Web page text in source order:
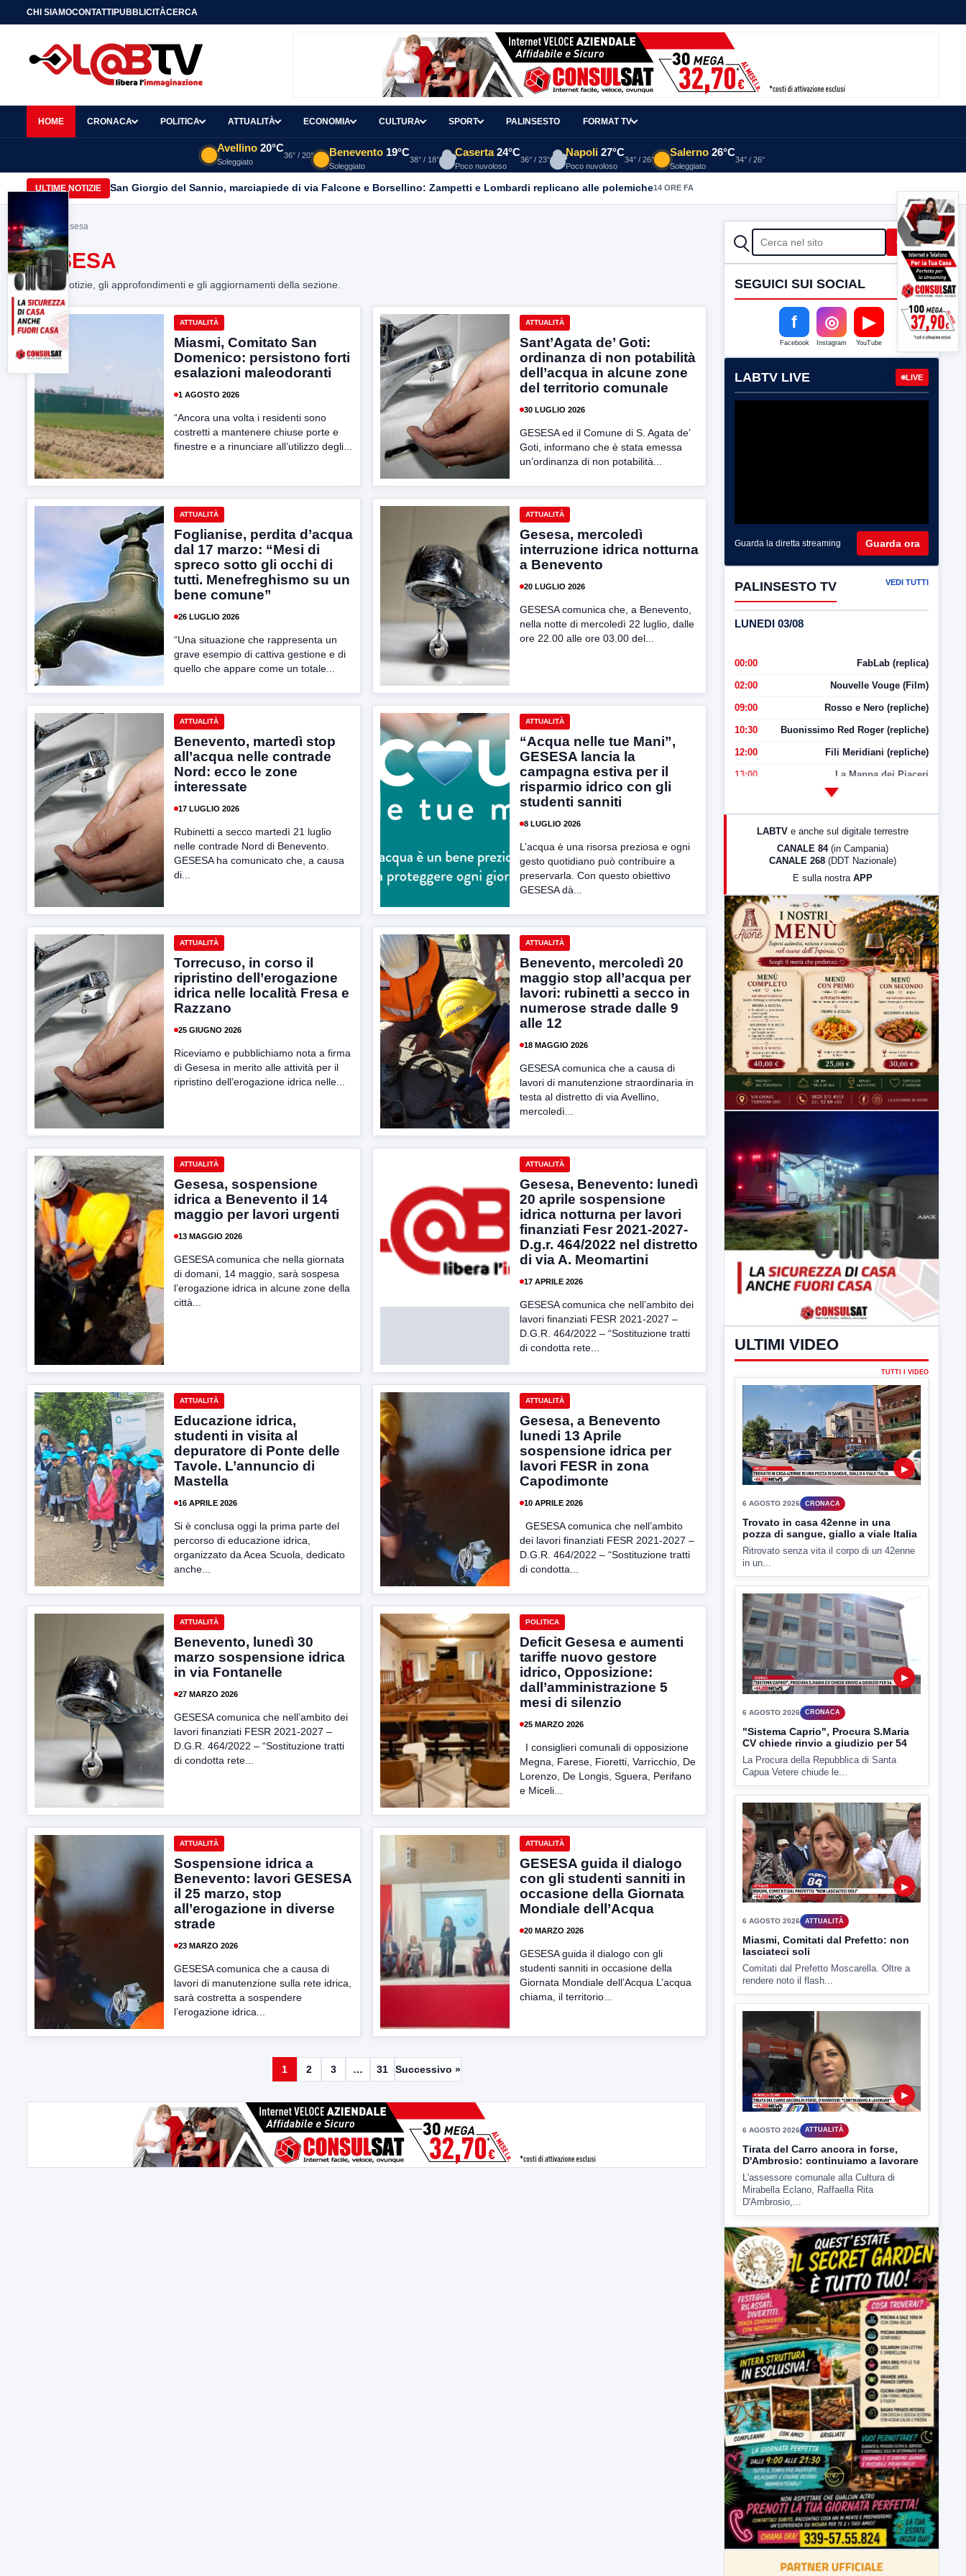
CHI SIAMOCONTATTIPUBBLICITÀCERCA
HOME CRONACA POLITICA ATTUALITÀ ECONOMIA CULTURA SPORT PALINSESTO FORMAT TV
Avellino 20°C
Soleggiato
36° / 20° Benevento 19°C
Soleggiato
38° / 18°
Caserta 24°C
Poco nuvoloso
36° / 23°
Napoli 27°C
Poco nuvoloso
34° / 26°
Salerno 26°C
Soleggiato
34° / 26°
ULTIME NOTIZIE San Giorgio del Sannio, marciapiede di via Falcone e Borsellino: Zampetti e Lombardi replicano alle polemiche14 ORE FA
Home> gesesa
GESESA
Tutte le notizie, gli approfondimenti e gli aggiornamenti della sezione.
ATTUALITÀ
Miasmi, Comitato San
Domenico: persistono forti
esalazioni maleodoranti
1 AGOSTO 2026
“Ancora una volta i residenti sono
costretti a mantenere chiuse porte e
finestre e a rinunciare all’utilizzo degli...
ATTUALITÀ
Sant’Agata de’ Goti:
ordinanza di non potabilità
dell’acqua in alcune zone
del territorio comunale
30 LUGLIO 2026
GESESA ed il Comune di S. Agata de’
Goti, informano che è stata emessa
un’ordinanza di non potabilità...
ATTUALITÀ
Foglianise, perdita d’acqua
dal 17 marzo: “Mesi di
spreco sotto gli occhi di
tutti. Menefreghismo su un
bene comune”
26 LUGLIO 2026
“Una situazione che rappresenta un
grave esempio di cattiva gestione e di
quello che appare come un totale...
ATTUALITÀ
Gesesa, mercoledì
interruzione idrica notturna
a Benevento
20 LUGLIO 2026
GESESA comunica che, a Benevento,
nella notte di mercoledì 22 luglio, dalle
ore 22.00 alle ore 03.00 del...
ATTUALITÀ
Benevento, martedì stop
all’acqua nelle contrade
Nord: ecco le zone
interessate
17 LUGLIO 2026
Rubinetti a secco martedì 21 luglio
nelle contrade Nord di Benevento.
GESESA ha comunicato che, a causa
di...
ATTUALITÀ
“Acqua nelle tue Mani”,
GESESA lancia la
campagna estiva per il
risparmio idrico con gli
studenti sanniti
8 LUGLIO 2026
L’acqua è una risorsa preziosa e ogni
gesto quotidiano può contribuire a
preservarla. Con questo obiettivo
GESESA dà...
ATTUALITÀ
Torrecuso, in corso il
ripristino dell’erogazione
idrica nelle località Fresa e
Razzano
25 GIUGNO 2026
Riceviamo e pubblichiamo nota a firma
di Gesesa in merito alle attività per il
ripristino dell’erogazione idrica nelle...
ATTUALITÀ
Benevento, mercoledì 20
maggio stop all’acqua per
lavori: rubinetti a secco in
numerose strade dalle 9
alle 12
18 MAGGIO 2026
GESESA comunica che a causa di
lavori di manutenzione straordinaria in
testa al distretto di via Avellino,
mercoledì...
ATTUALITÀ
Gesesa, sospensione
idrica a Benevento il 14
maggio per lavori urgenti
13 MAGGIO 2026
GESESA comunica che nella giornata
di domani, 14 maggio, sarà sospesa
l’erogazione idrica in alcune zone della
città...
ATTUALITÀ
Gesesa, Benevento: lunedì
20 aprile sospensione
idrica notturna per lavori
finanziati Fesr 2021-2027-
D.g.r. 464/2022 nel distretto
di via A. Meomartini
17 APRILE 2026
GESESA comunica che nell’ambito dei
lavori finanziati FESR 2021-2027 –
D.G.R. 464/2022 – “Sostituzione tratti
di condotta rete...
ATTUALITÀ
Educazione idrica,
studenti in visita al
depuratore di Ponte delle
Tavole. L’annuncio di
Mastella
16 APRILE 2026
Si è conclusa oggi la prima parte del
percorso di educazione idrica,
organizzato da Acea Scuola, dedicato
anche...
ATTUALITÀ
Gesesa, a Benevento
lunedi 13 Aprile
sospensione idrica per
lavori FESR in zona
Capodimonte
10 APRILE 2026
GESESA comunica che nell’ambito
dei lavori finanziati FESR 2021-2027 –
D.G.R. 464/2022 – “Sostituzione tratti
di condotta...
ATTUALITÀ
Benevento, lunedì 30
marzo sospensione idrica
in via Fontanelle
27 MARZO 2026
GESESA comunica che nell’ambito dei
lavori finanziati FESR 2021-2027 –
D.G.R. 464/2022 – “Sostituzione tratti
di condotta rete...
POLITICA
Deficit Gesesa e aumenti
tariffe nuovo gestore
idrico, Opposizione:
dall’amministrazione 5
mesi di silenzio
25 MARZO 2026
I consiglieri comunali di opposizione
Megna, Farese, Fioretti, Varricchio, De
Lorenzo, De Longis, Sguera, Perifano
e Miceli...
ATTUALITÀ
Sospensione idrica a
Benevento: lavori GESESA
il 25 marzo, stop
all’erogazione in diverse
strade
23 MARZO 2026
GESESA comunica che a causa di
lavori di manutenzione sulla rete idrica,
sarà costretta a sospendere
l’erogazione idrica...
ATTUALITÀ
GESESA guida il dialogo
con gli studenti sanniti in
occasione della Giornata
Mondiale dell’Acqua
20 MARZO 2026
GESESA guida il dialogo con gli
studenti sanniti in occasione della
Giornata Mondiale dell’Acqua L’acqua
chiama, il territorio...
1 2 3 … 31 Successivo »
CERCA Cerca
SEGUICI SUI SOCIAL
f
Facebook
◎
Instagram
▶
YouTube
LABTV LIVE LIVE
Guarda la diretta streaming Guarda ora
PALINSESTO TV VEDI TUTTI
LUNEDI 03/08
00:00 FabLab (replica)
02:00 Nouvelle Vouge (Film)
09:00 Rosso e Nero (repliche)
10:30 Buonissimo Red Roger (repliche)
12:00 Fili Meridiani (repliche)
13:00 La Mappa dei Piaceri
LabNews (Diretta)
23:00 LabNews (replica)
LABTV e anche sul digitale terrestre
CANALE 84 (in Campania)
CANALE 268 (DDT Nazionale)
E sulla nostra APP
ULTIMI VIDEO
6 AGOSTO 2026 CRONACA
Trovato in casa 42enne in una
pozza di sangue, giallo a viale Italia
Ritrovato senza vita il corpo di un 42enne
in un...
▶
6 AGOSTO 2026 CRONACA
"Sistema Caprio", Procura S.Maria
CV chiede rinvio a giudizio per 54
La Procura della Repubblica di Santa
Capua Vetere chiude le...
6 AGOSTO 2026 ATTUALITÀ
Miasmi, Comitati dal Prefetto: non
lasciateci soli
Comitati dal Prefetto Moscarella. Oltre a
rendere noto il flash...
▶
6 AGOSTO 2026 ATTUALITÀ
Tirata del Carro ancora in forse,
D'Ambrosio: continuiamo a lavorare
L'assessore comunale alla Cultura di
Mirabella Eclano, Raffaella Rita
D'Ambrosio,...